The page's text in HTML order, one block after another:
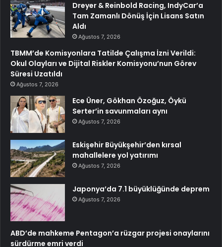
Dreyer & Reinbold Racing, IndyCar’a
Tam Zamanlı Dönüş İçin Lisans Satın
Aldı
Ağustos 7, 2026
TBMM’de Komisyonlara Tatilde Çalışma İzni Verildi:
Okul Olayları ve Dijital Riskler Komisyonu’nun Görev
Süresi Uzatıldı
Ağustos 7, 2026
Ece Üner, Gökhan Özoğuz, Öykü
Serter’in savunmaları aynı
Ağustos 7, 2026
Eskişehir Büyükşehir’den kırsal
mahallelere yol yatırımı
Ağustos 7, 2026
Japonya’da 7.1 büyüklüğünde deprem
Ağustos 7, 2026
ABD’de mahkeme Pentagon’a rüzgar projesi onaylarını
sürdürme emri verdi